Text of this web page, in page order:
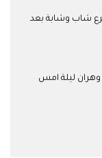
شاب وشابة بعد
وهران ليلة امس